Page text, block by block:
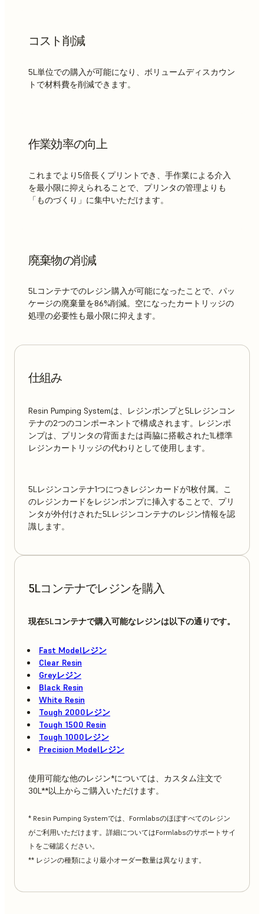
コスト削減
5L単位での購入が可能になり、ボリュームディスカウン
トで材料費を削減できます。
作業効率の向上
これまでより5倍長くプリントでき、手作業による介入
を最小限に抑えられることで、プリンタの管理よりも
「ものづくり」に集中いただけます。
廃棄物の削減
5Lコンテナでのレジン購入が可能になったことで、パッ
ケージの廃棄量を86%削減。空になったカートリッジの
処理の必要性も最小限に抑えます。
仕組み
Resin Pumping Systemは、レジンポンプと5Lレジンコン
テナの2つのコンポーネントで構成されます。レジンポ
ンプは、プリンタの背面または両脇に搭載された1L標準
レジンカートリッジの代わりとして使用します。
5Lレジンコンテナ1つにつきレジンカードが1枚付属。こ
のレジンカードをレジンポンプに挿入することで、プリ
ンタが外付けされた5Lレジンコンテナのレジン情報を認
識します。
5Lコンテナでレジンを購入
現在5Lコンテナで購入可能なレジンは以下の通りです。
Fast Modelレジン
Clear Resin
Greyレジン
Black Resin
White Resin
Tough 2000レジン
Tough 1500 Resin
Tough 1000レジン
Precision Modelレジン
使用可能な他のレジン*については、カスタム注文で
30L**以上からご購入いただけます。
* Resin Pumping Systemでは、Formlabsのほぼすべてのレジン
がご利用いただけます。詳細についてはFormlabsのサポートサイ
トをご確認ください。
** レジンの種類により最小オーダー数量は異なります。